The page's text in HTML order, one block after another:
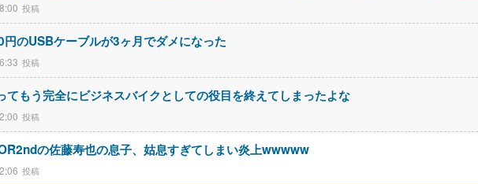
のUSBケーブルが3ヶ月でダメになった
てもう完全にビジネスバイクとしての役目を終えてしまったよな
の佐藤寿也の息子、姑息すぎてしまい炎上wwwww